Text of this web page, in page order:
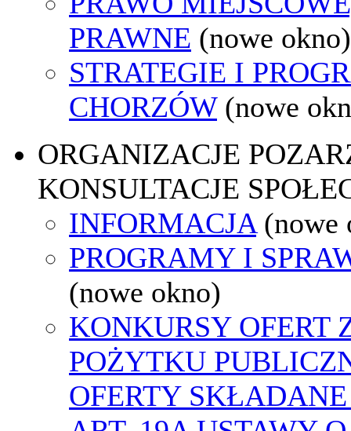
PRAWNE (nowe okno)
STRATEGIE I
CHORZÓW (nowe
ORGANIZACJE
KONSULTACJE
INFORMACJA (nowe
PROGRAMY I
(nowe okno)
KONKURSY OFERT
POŻYTKU
OFERTY